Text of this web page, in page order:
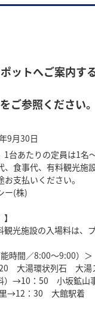
ットへご案内す
ご参照ください。
9月30日
台あたりの定員は1名
食事代、有料観光施
支払いください。
ー(株)
光施設の入場料は、
時間／8:00～9:00）＞
大湯環状列石 大湯
）→10：50 小坂鉱山
→12：30 大館駅着